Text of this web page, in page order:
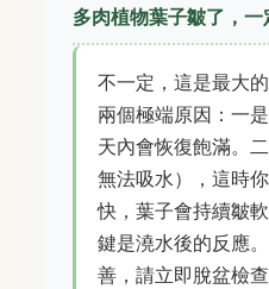
多肉植物葉子皺了，一
不一定，這是最大
兩個極端原因：一
天內會恢復飽滿。
無法吸水），這時
快，葉子會持續皺
鍵是澆水後的反應
善，請立即脫盆檢